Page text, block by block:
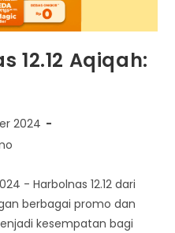
12.12 Aqiqah:
2024
- Harbolnas 12.12 dari
berbagai promo dan
kesempatan bagi